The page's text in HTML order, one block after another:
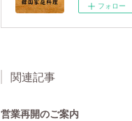
フォロー
関連記事
営業再開のご案内